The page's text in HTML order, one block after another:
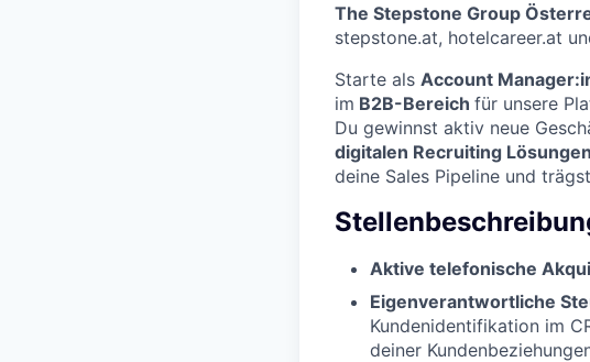
The Stepstone Group
stepstone.at, hotelcareer.at
Starte als Account
im B2B-Bereich für unsere
Du gewinnst aktiv neue
digitalen Recruiting Lösungen
deine Sales Pipeline und
Aktive telefonische
Eigenverantwortliche
Kundenidentifikation im
deiner